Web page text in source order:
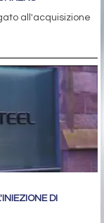
all'acquisizione
DI